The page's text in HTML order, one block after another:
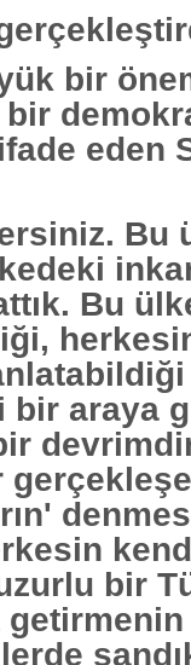
bir
bir
eden
Bu
Bu
bir araya
bir